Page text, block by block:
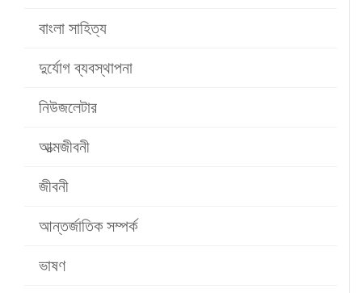
বাংলা সাহিত্য
দুর্যোগ ব্যবস্থাপনা
নিউজলেটার
আত্মজীবনী
জীবনী
আন্তর্জাতিক সম্পর্ক
ভাষণ